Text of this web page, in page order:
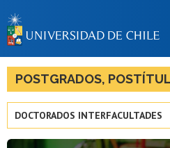
LA
POSTGRADOS,
DOCTORADOS INTERFACULTADES